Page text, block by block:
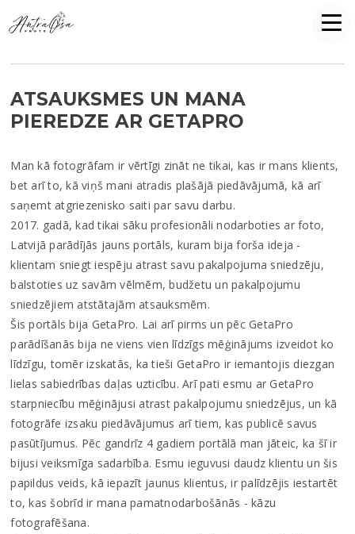
ATSAUKSMES UN MANA
PIEREDZE AR GETAPRO
Man kā fotogrāfam ir vērtīgi zināt ne tikai, kas ir mans klients,
bet arī to, kā viņš mani atradis plašājā piedāvājumā, kā arī
saņemt atgriezenisko saiti par savu darbu.
2017. gadā, kad tikai sāku profesionāli nodarboties ar foto,
Latvijā parādījās jauns portāls, kuram bija forša ideja -
klientam sniegt iespēju atrast savu pakalpojuma sniedzēju,
balstoties uz savām vēlmēm, budžetu un pakalpojumu
sniedzējiem atstātajām atsauksmēm.
Šis portāls bija GetaPro. Lai arī pirms un pēc GetaPro
parādīšanās bija ne viens vien līdzīgs mēģinājums izveidot ko
līdzīgu, tomēr izskatās, ka tieši GetaPro ir iemantojis diezgan
lielas sabiedrības daļas uzticību. Arī pati esmu ar GetaPro
starpniecību mēģinājusi atrast pakalpojumu sniedzējus, un kā
fotogrāfe izsaku piedāvājumus arī tiem, kas publicē savus
pasūtījumus. Pēc gandrīz 4 gadiem portālā man jāteic, ka šī ir
bijusi veiksmīga sadarbība. Esmu ieguvusi daudz klientu un šis
papildus veids, kā iepazīt jaunus klientus, ir palīdzējis iestartēt
to, kas šobrīd ir mana pamatnodarbošānās - kāzu
fotografēšana.